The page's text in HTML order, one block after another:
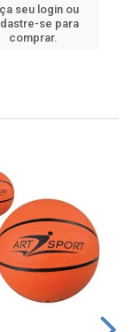
seu login ou
se para
comprar.